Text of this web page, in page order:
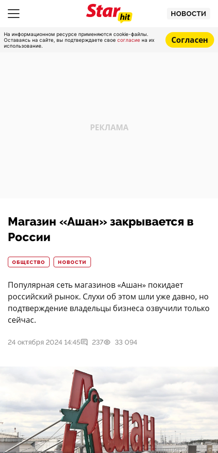
НОВОСТИ
На информационном ресурсе применяются cookie-файлы.
Оставаясь на сайте, вы подтверждаете свое согласие на их
использование.
Согласен
Магазин «Ашан» закрывается в
России
ОБЩЕСТВО НОВОСТИ
Популярная сеть магазинов «Ашан» покидает
российский рынок. Слухи об этом шли уже давно, но
подтверждение владельцы бизнеса озвучили только
сейчас.
24 октября 2024 14:45 237 33 094